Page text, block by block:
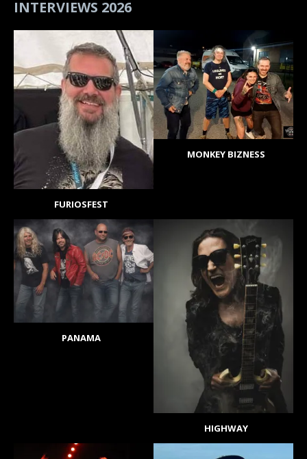
INTERVIEWS 2026
FURIOSFEST
MONKEY BIZNESS
PANAMA
HIGHWAY